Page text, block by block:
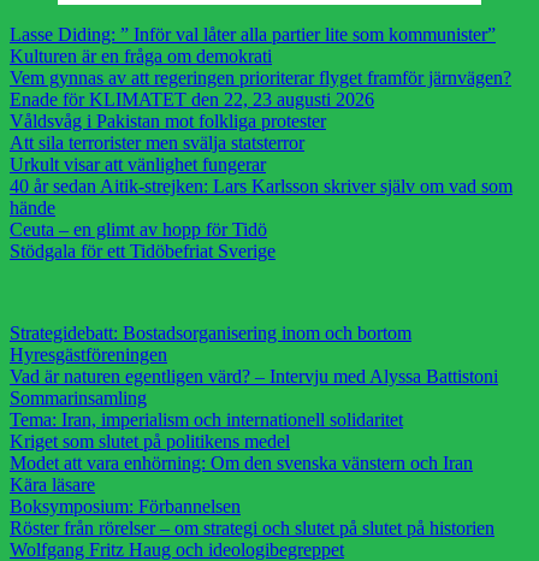
Lasse Diding: ” Inför val låter alla partier lite som kommunister”
Kulturen är en fråga om demokrati
Vem gynnas av att regeringen prioriterar flyget framför järnvägen?
Enade för KLIMATET den 22, 23 augusti 2026
Våldsvåg i Pakistan mot folkliga protester
Att sila terrorister men svälja statsterror
Urkult visar att vänlighet fungerar
40 år sedan Aitik-strejken: Lars Karlsson skriver själv om vad som
hände
Ceuta – en glimt av hopp för Tidö
Stödgala för ett Tidöbefriat Sverige
Strategidebatt: Bostadsorganisering inom och bortom
Hyresgästföreningen
Vad är naturen egentligen värd? – Intervju med Alyssa Battistoni
Sommarinsamling
Tema: Iran, imperialism och internationell solidaritet
Kriget som slutet på politikens medel
Modet att vara enhörning: Om den svenska vänstern och Iran
Kära läsare
Boksymposium: Förbannelsen
Röster från rörelser – om strategi och slutet på slutet på historien
Wolfgang Fritz Haug och ideologibegreppet